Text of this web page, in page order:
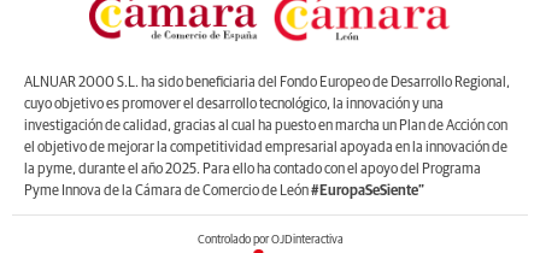
ALNUAR 2000 S.L. ha sido beneficiaria del Fondo Europeo de Desarrollo Regional,
cuyo objetivo es promover el desarrollo tecnológico, la innovación y una
investigación de calidad, gracias al cual ha puesto en marcha un Plan de Acción con
el objetivo de mejorar la competitividad empresarial apoyada en la innovación de
la pyme, durante el año 2025. Para ello ha contado con el apoyo del Programa
Pyme Innova de la Cámara de Comercio de León#EuropaSeSiente”
Controlado por OJDinteractiva